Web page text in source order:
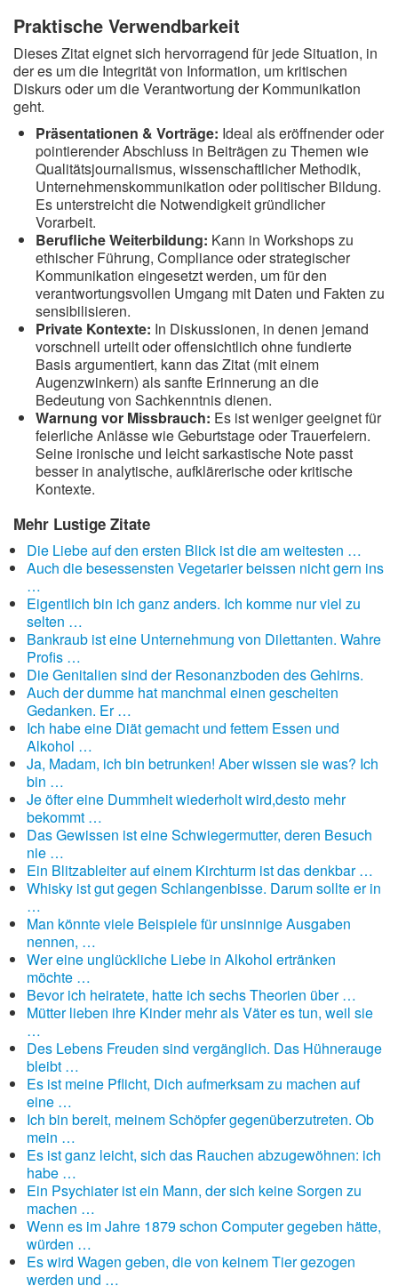
Praktische Verwendbarkeit
Dieses Zitat eignet sich hervorragend für jede Situation, in
der es um die Integrität von Information, um kritischen
Diskurs oder um die Verantwortung der Kommunikation
geht.
Präsentationen & Vorträge: Ideal als eröffnender oder
pointierender Abschluss in Beiträgen zu Themen wie
Qualitätsjournalismus, wissenschaftlicher Methodik,
Unternehmenskommunikation oder politischer Bildung.
Es unterstreicht die Notwendigkeit gründlicher
Vorarbeit.
Berufliche Weiterbildung: Kann in Workshops zu
ethischer Führung, Compliance oder strategischer
Kommunikation eingesetzt werden, um für den
verantwortungsvollen Umgang mit Daten und Fakten zu
sensibilisieren.
Private Kontexte: In Diskussionen, in denen jemand
vorschnell urteilt oder offensichtlich ohne fundierte
Basis argumentiert, kann das Zitat (mit einem
Augenzwinkern) als sanfte Erinnerung an die
Bedeutung von Sachkenntnis dienen.
Warnung vor Missbrauch: Es ist weniger geeignet für
feierliche Anlässe wie Geburtstage oder Trauerfeiern.
Seine ironische und leicht sarkastische Note passt
besser in analytische, aufklärerische oder kritische
Kontexte.
Mehr Lustige Zitate
Die Liebe auf den ersten Blick ist die am weitesten …
Auch die besessensten Vegetarier beissen nicht gern ins
…
Eigentlich bin ich ganz anders. Ich komme nur viel zu
selten …
Bankraub ist eine Unternehmung von Dilettanten. Wahre
Profis …
Die Genitalien sind der Resonanzboden des Gehirns.
Auch der dumme hat manchmal einen gescheiten
Gedanken. Er …
Ich habe eine Diät gemacht und fettem Essen und
Alkohol …
Ja, Madam, ich bin betrunken! Aber wissen sie was? Ich
bin …
Je öfter eine Dummheit wiederholt wird,desto mehr
bekommt …
Das Gewissen ist eine Schwiegermutter, deren Besuch
nie …
Ein Blitzableiter auf einem Kirchturm ist das denkbar …
Whisky ist gut gegen Schlangenbisse. Darum sollte er in
…
Man könnte viele Beispiele für unsinnige Ausgaben
nennen, …
Wer eine unglückliche Liebe in Alkohol ertränken
möchte …
Bevor ich heiratete, hatte ich sechs Theorien über …
Mütter lieben ihre Kinder mehr als Väter es tun, weil sie
…
Des Lebens Freuden sind vergänglich. Das Hühnerauge
bleibt …
Es ist meine Pflicht, Dich aufmerksam zu machen auf
eine …
Ich bin bereit, meinem Schöpfer gegenüberzutreten. Ob
mein …
Es ist ganz leicht, sich das Rauchen abzugewöhnen: ich
habe …
Ein Psychiater ist ein Mann, der sich keine Sorgen zu
machen …
Wenn es im Jahre 1879 schon Computer gegeben hätte,
würden …
Es wird Wagen geben, die von keinem Tier gezogen
werden und …